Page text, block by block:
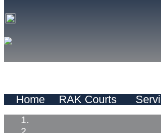
Home RAK Courts